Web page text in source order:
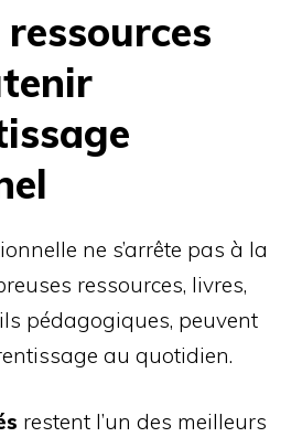
ne s’arrête pas à la
ressources, livres,
pédagogiques, peuvent
au quotidien.
restent l’un des meilleurs